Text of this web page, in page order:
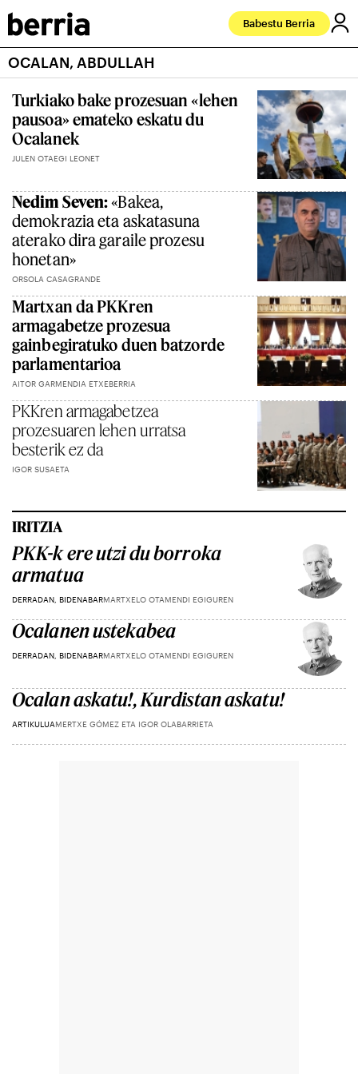
Babestu Berria
OCALAN, ABDULLAH
Turkiako bake prozesuan «lehen
pausoa» emateko eskatu du
Ocalanek
JULEN OTAEGI LEONET
Nedim Seven:«Bakea,
demokrazia eta askatasuna
aterako dira garaile prozesu
honetan»
ORSOLA CASAGRANDE
Martxan da PKKren
armagabetze prozesua
gainbegiratuko duen batzorde
parlamentarioa
AITOR GARMENDIA ETXEBERRIA
PKKren armagabetzea
prozesuaren lehen urratsa
besterik ez da
IGOR SUSAETA
IRITZIA
PKK-k ere utzi du borroka
armatua
DERRADAN, BIDENABARMARTXELO OTAMENDI EGIGUREN
Ocalanen ustekabea
DERRADAN, BIDENABARMARTXELO OTAMENDI EGIGUREN
Ocalan askatu!, Kurdistan askatu!
ARTIKULUAMERTXE GÓMEZ ETA IGOR OLABARRIETA